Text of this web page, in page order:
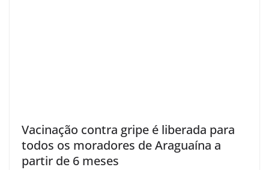
Vacinação contra gripe é liberada para
todos os moradores de Araguaína a
partir de 6 meses